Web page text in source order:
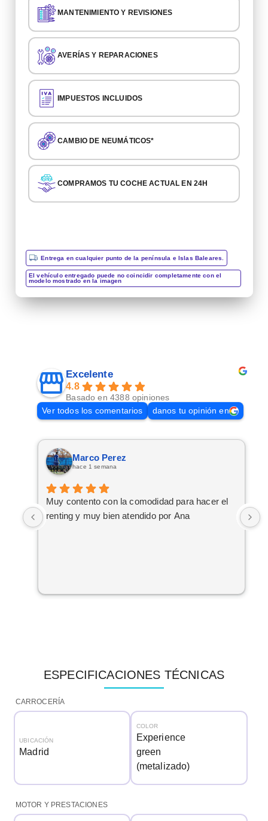
MANTENIMIENTO Y REVISIONES
AVERÍAS Y REPARACIONES
IMPUESTOS INCLUIDOS
CAMBIO DE NEUMÁTICOS*
COMPRAMOS TU COCHE ACTUAL EN 24H
Entrega en cualquier punto de la península e Islas Baleares.
El vehículo entregado puede no coincidir completamente con el
modelo mostrado en la imagen
Excelente
4.8
Basado en 4388 opiniones
Ver todos los comentarios
danos tu opinión en
Marco Perez
hace 1 semana
Muy contento con la comodidad para hacer el
renting y muy bien atendido por Ana
ESPECIFICACIONES TÉCNICAS
CARROCERÍA
UBICACIÓN
Madrid
COLOR
Experience
green
(metalizado)
MOTOR Y PRESTACIONES